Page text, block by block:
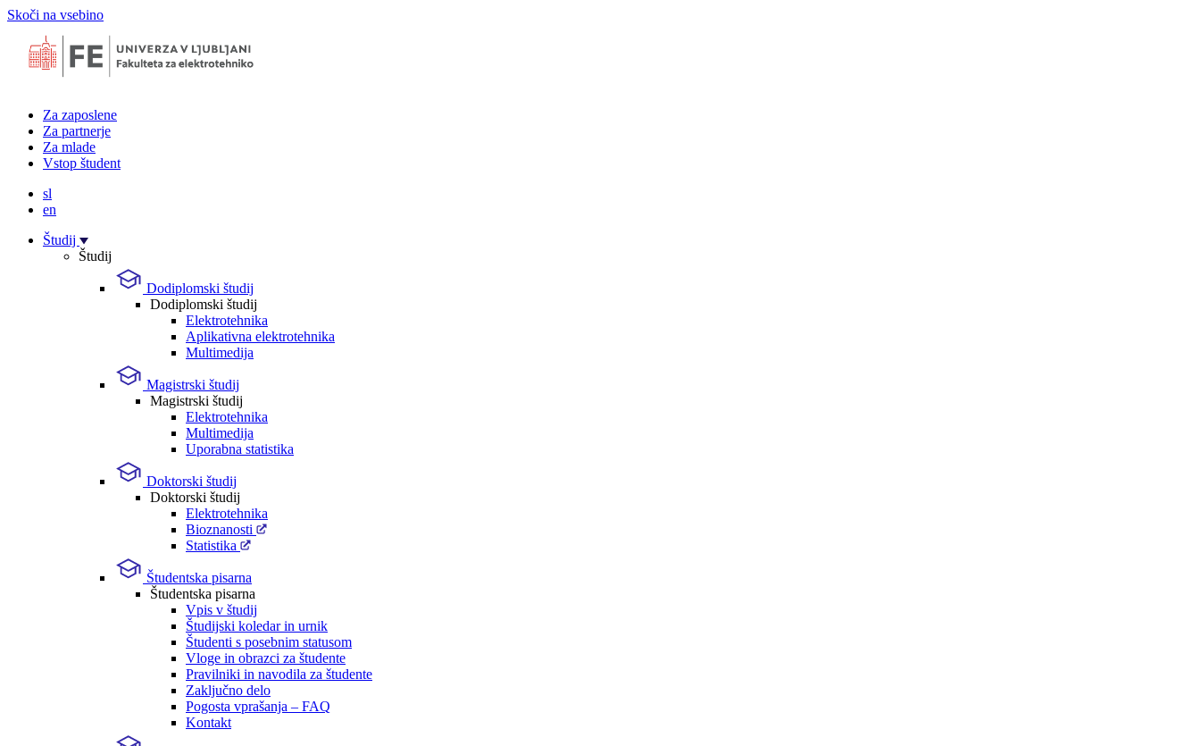
Skoči na vsebino
Za zaposlene
Za partnerje
Za mlade
Vstop študent
sl
en
Študij
Študij
Dodiplomski študij
Dodiplomski študij
Elektrotehnika
Aplikativna elektrotehnika
Multimedija
Magistrski študij
Magistrski študij
Elektrotehnika
Multimedija
Uporabna statistika
Doktorski študij
Doktorski študij
Elektrotehnika
Bioznanosti
Statistika
Študentska pisarna
Študentska pisarna
Vpis v študij
Študijski koledar in urnik
Študenti s posebnim statusom
Vloge in obrazci za študente
Pravilniki in navodila za študente
Zaključno delo
Pogosta vprašanja – FAQ
Kontakt